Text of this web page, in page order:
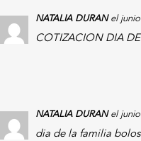
NATALIA DURAN el
COTIZACION DIA
NATALIA DURAN el
dia de la familia bolos